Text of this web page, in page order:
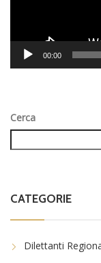
00:00
Cerca
CATEGORIE
Dilettanti